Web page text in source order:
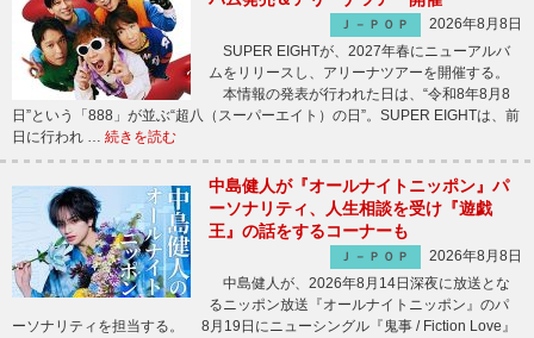
Ｊ－ＰＯＰ
2026年8月8日
SUPER EIGHTが、2027年春にニューアルバ
ムをリリースし、アリーナツアーを開催する。
本情報の発表が行われた日は、“令和8年8月8
日”という「888」が並ぶ“超八（スーパーエイト）の日”。SUPER EIGHTは、前
日に行われ … 続きを読む
中島健人が『オールナイトニッポン』パ
ーソナリティ、人生相談を受け『遊戯
王』の話をするコーナーも
Ｊ－ＰＯＰ
2026年8月8日
中島健人が、2026年8月14日深夜に放送とな
るニッポン放送『オールナイトニッポン』のパ
ーソナリティを担当する。 8月19日にニューシングル『鬼事 / Fiction Love』